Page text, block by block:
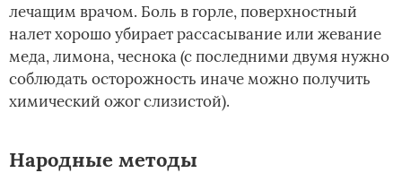
лечащим врачом. Боль в горле, поверхностный
налет хорошо убирает рассасывание или жевание
меда, лимона, чеснока (с последними двумя нужно
соблюдать осторожность иначе можно получить
химический ожог слизистой).
Народные методы